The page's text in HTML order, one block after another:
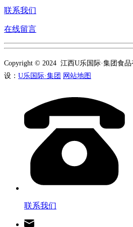
联系我们
在线留言
Copyright © 2024 江西U乐国际·集团食
设： U乐国际·集团 网站地图
联系我们